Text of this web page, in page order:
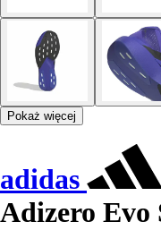
Pokaż więcej
adidas
Adizero Evo